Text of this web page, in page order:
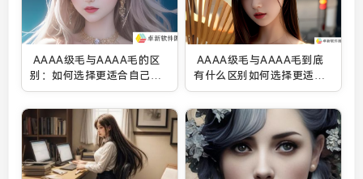
AAAA级毛与AAAA毛的区
别：如何选择更适合自己的
毛发产品？^
AAAA级毛与AAAA毛到底
有什么区别如何选择更适合
的毛制品^